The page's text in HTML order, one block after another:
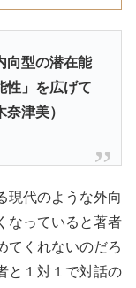
向型の潜在能
性」を広げて
津美）
現代のような外向
なっていると著者
てくれないのだろ
と１対１で対話の